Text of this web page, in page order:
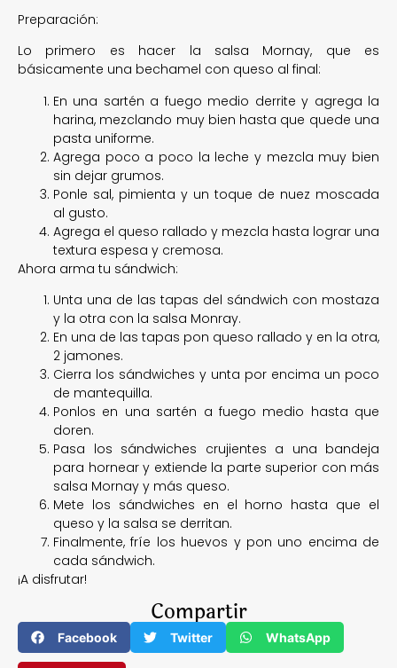
Preparación:
Lo primero es hacer la salsa Mornay, que es
básicamente una bechamel con queso al final:
En una sartén a fuego medio derrite y agrega la
harina, mezclando muy bien hasta que quede una
pasta uniforme.
Agrega poco a poco la leche y mezcla muy bien
sin dejar grumos.
Ponle sal, pimienta y un toque de nuez moscada
al gusto.
Agrega el queso rallado y mezcla hasta lograr una
textura espesa y cremosa.
Ahora arma tu sándwich:
Unta una de las tapas del sándwich con mostaza
y la otra con la salsa Monray.
En una de las tapas pon queso rallado y en la otra,
2 jamones.
Cierra los sándwiches y unta por encima un poco
de mantequilla.
Ponlos en una sartén a fuego medio hasta que
doren.
Pasa los sándwiches crujientes a una bandeja
para hornear y extiende la parte superior con más
salsa Mornay y más queso.
Mete los sándwiches en el horno hasta que el
queso y la salsa se derritan.
Finalmente, fríe los huevos y pon uno encima de
cada sándwich.
¡A disfrutar!
Compartir
Facebook Twitter WhatsApp